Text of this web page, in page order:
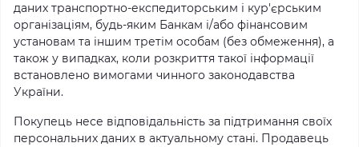
даних транспортно-експедиторським і кур'єрським
організаціям, будь-яким Банкам і/або фінансовим
установам та іншим третім особам (без обмеження), а
також у випадках, коли розкриття такої інформації
встановлено вимогами чинного законодавства
України.
Покупець несе відповідальність за підтримання своїх
персональних даних в актуальному стані. Продавець